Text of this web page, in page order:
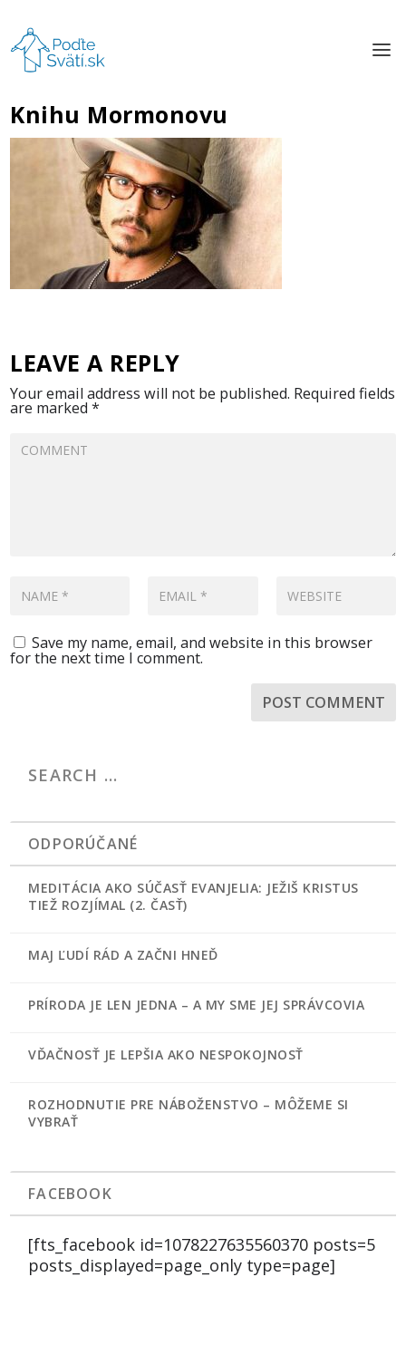
Knihu Mormonovu
LEAVE A REPLY
Your email address will not be published. Required fields
are marked*
Save my name, email, and website in this browser
for the next time I comment.
ODPORÚČANÉ
MEDITÁCIA AKO SÚČASŤ EVANJELIA: JEŽIŠ KRISTUS
TIEŽ ROZJÍMAL (2. ČASŤ)
MAJ ĽUDÍ RÁD A ZAČNI HNEĎ
PRÍRODA JE LEN JEDNA – A MY SME JEJ SPRÁVCOVIA
VĎAČNOSŤ JE LEPŠIA AKO NESPOKOJNOSŤ
ROZHODNUTIE PRE NÁBOŽENSTVO – MÔŽEME SI
VYBRAŤ
FACEBOOK
[fts_facebook id=1078227635560370 posts=5
posts_displayed=page_only type=page]